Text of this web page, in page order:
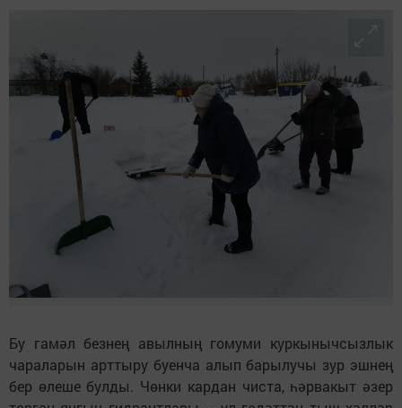
Бу гамәл безнең авылның гомуми куркынычсызлык
чараларын арттыру буенча алып барылучы зур эшнең
бер өлеше булды. Чөнки кардан чиста, һәрвакыт әзер